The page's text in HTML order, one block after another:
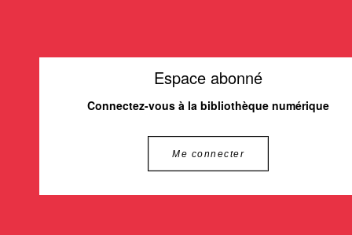
Espace abonné
Connectez-vous à la bibliothèque numérique
Me connecter